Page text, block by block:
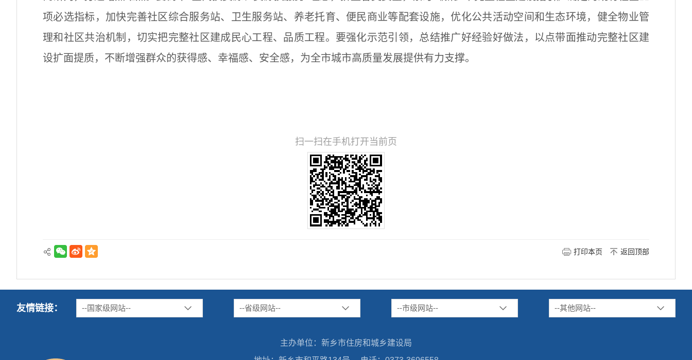
项必选指标，加快完善社区综合服务站、卫生服务站、养老托育、便民商业等配套设施，优化公共活动空间和生态环境，健全物业管
理和社区共治机制，切实把完整社区建成民心工程、品质工程。要强化示范引领，总结推广好经验好做法，以点带面推动完整社区建
设扩面提质，不断增强群众的获得感、幸福感、安全感，为全市城市高质量发展提供有力支撑。
扫一扫在手机打开当前页
打印本页 返回顶部
友情链接： --国家级网站-- --省级网站-- --市级网站-- --其他网站--
主办单位：新乡市住房和城乡建设局